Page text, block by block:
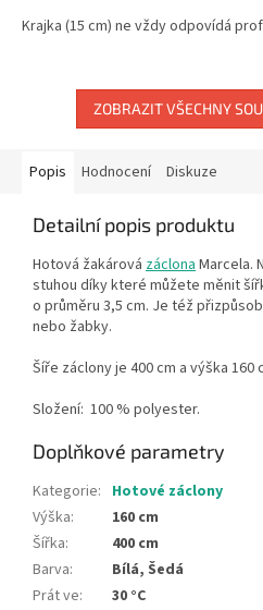
5
Krajka (15 cm) ne vždy odpovídá
ZOBRAZIT VŠECHNY
Popis Hodnocení Diskuze
Detailní popis produktu
Hotová žakárová záclonaMarcela.
stuhou díky které můžete měnit
o průměru 3,5 cm. Je též
nebo žabky.
Šíře záclony je 400 cm a výška 160
Složení: 100 % polyester.
Doplňkové parametry
Kategorie: Hotové záclony
Výška:
160 cm
Šířka:
400 cm
Barva:
Bílá, Šedá
Prát ve:
30 °C